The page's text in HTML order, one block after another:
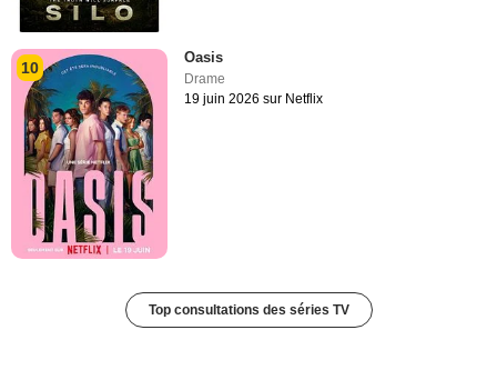
10
Oasis
Drame
19 juin 2026 sur Netflix
Top consultations des séries TV